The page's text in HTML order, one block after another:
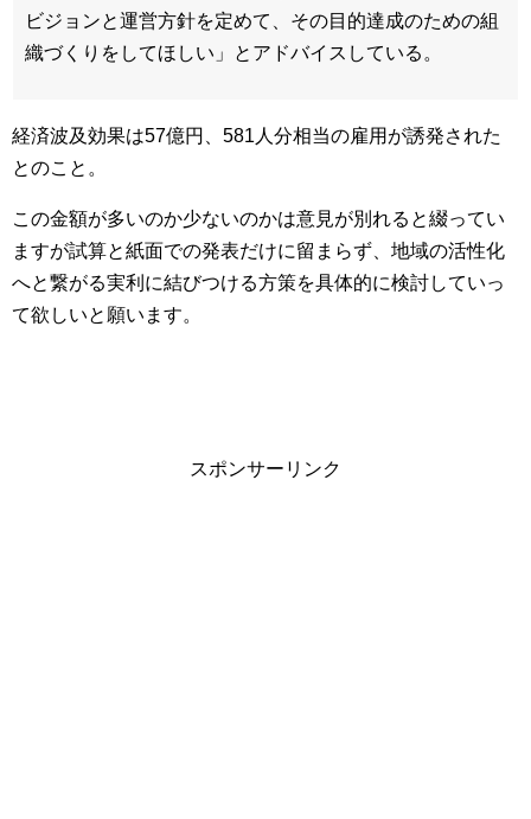
ビジョンと運営方針を定めて、その目的達成のための組
織づくりをしてほしい」とアドバイスしている。
経済波及効果は57億円、581人分相当の雇用が誘発された
とのこと。
この金額が多いのか少ないのかは意見が別れると綴ってい
ますが試算と紙面での発表だけに留まらず、地域の活性化
へと繋がる実利に結びつける方策を具体的に検討していっ
て欲しいと願います。
スポンサーリンク